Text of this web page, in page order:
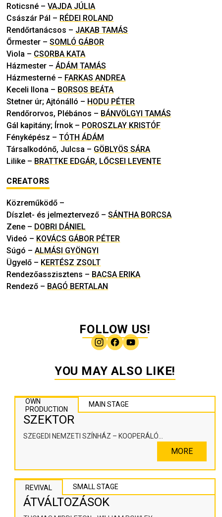
Roticsné –VAJDA JÚLIA
Császár Pál – RÉDEI ROLAND
Rendőrtanácsos – JAKAB TAMÁS
Őrmester –SOMLÓ GÁBOR
Viola – CSORBA KATA
Házmester –ÁDÁM TAMÁS
Házmesterné – FARKAS ANDREA
Keceli Ilona – BORSOS BEÁTA
Stetner úr; Ajtónálló – HODU PÉTER
Rendőrorvos, Plébános – BÁNVÖLGYI TAMÁS
Gál kapitány; Írnok – POROSZLAY KRISTÓF
Fényképész –TÓTH ÁDÁM
Társalkodónő, Julcsa – GÖBLYÖS SÁRA
Lilike – BRATTKE EDGÁR, LŐCSEI LEVENTE
CREATORS
Közreműködő –
Díszlet- és jelmeztervező –SÁNTHA BORCSA
Zene – DOBRI DÁNIEL
Videó – KOVÁCS GÁBOR PÉTER
Súgó –ALMÁSI GYÖNGYI
Ügyelő – KERTÉSZ ZSOLT
Rendezőasszisztens – BACSA ERIKA
Rendező – BAGÓ BERTALAN
FOLLOW US!
YOU MAY ALSO LIKE!
OWN
PRODUCTION
MAIN STAGE
SZEKTOR
SZEGEDI NEMZETI SZÍNHÁZ – KOOPERÁLÓ
MORE
REVIVAL SMALL STAGE
ÁTVÁLTOZÁSOK